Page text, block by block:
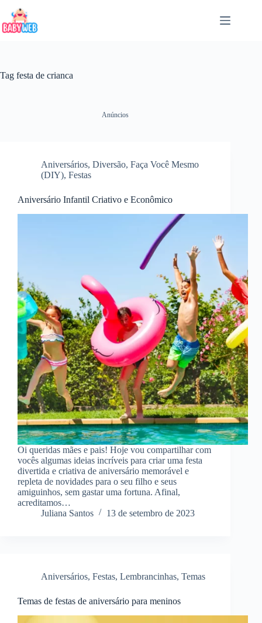
para
o
conteúdo
Tag festa de crianca
Anúncios
Aniversários, Diversão, Faça Você Mesmo
(DIY), Festas
Aniversário Infantil Criativo e Econômico
Oi queridas mães e pais! Hoje vou compartilhar com
vocês algumas ideias incríveis para criar uma festa
divertida e criativa de aniversário memorável e
repleta de novidades para o seu filho e seus
amiguinhos, sem gastar uma fortuna. Afinal,
acreditamos…
Juliana Santos
13 de setembro de 2023
Aniversários, Festas, Lembrancinhas, Temas
Temas de festas de aniversário para meninos